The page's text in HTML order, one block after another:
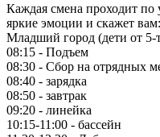
Каждая смена проходит по
яркие эмоции и скажет
Младший город (дети от 5-
08:15 - Подъем
08:30 - Сбор на отрядных
08:40 - зарядка
08:50 - завтрак
09:20 - линейка
10:15-11:00 - бассейн